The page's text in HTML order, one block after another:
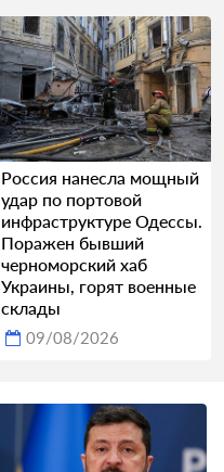
Россия нанесла мощный
удар по портовой
инфраструктуре Одессы.
Поражен бывший
черноморский хаб
Украины, горят военные
склады
09/08/2026